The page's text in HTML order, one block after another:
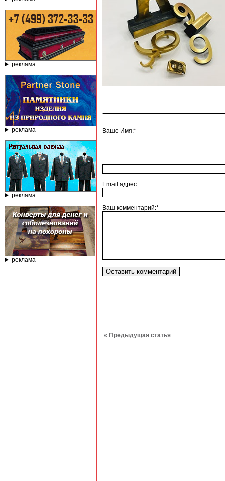
реклама
реклама
реклама
реклама
Ваше Имя:*
Email адрес:
Ваш комментарий:*
« Предыдущая статья